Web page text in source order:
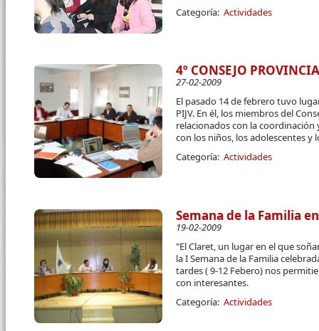
Categoría: Actividades
4º CONSEJO
27-02-2009
El pasado 14 de febrero tuvo
PIJV. En él, los miembros del
relacionados con la
con los niños, los adolescentes y
Categoría: Actividades
Semana de la Familia
19-02-2009
"El Claret, un lugar en el que
la I Semana de la Familia
tardes ( 9-12 Febero) nos
con interesantes.
Categoría: Actividades